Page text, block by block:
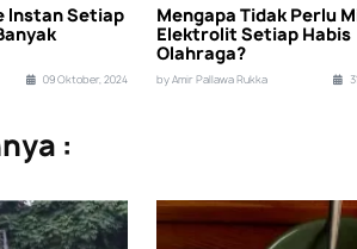
Instan Setiap
09 Oktober, 2024
Mengapa Tidak Perlu
Elektrolit Setiap Habis
Olahraga?
by Amir Pallawa Rukka
: